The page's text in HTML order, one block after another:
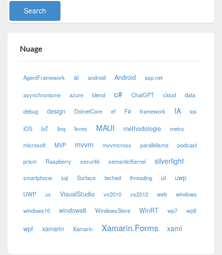
Nuage
AgentFramework ai android Android asp.net
asynchronisme azure blend c# ChatGPT cloud data
debug design DotnetCore ef F# framework IA ios
iOS IoT linq livres MAUI méthodologie metro
microsoft MVP mvvm mvvmcross parallélisme podcast
prism Raspberry securité semanticKernel silverlight
smartphone sql Surface teched threading ui uwp
UWP ux VisualStudio vs2010 vs2012 web windows
windows10 windows8 WindowsStore WinRT wp7 wp8
wpf xamarin Xamarin Xamarin.Forms xaml